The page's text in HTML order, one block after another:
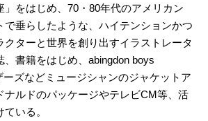
」をはじめ、70・80年代のアメリカン
で垂らしたような、ハイテンションかつ
クターと世界を創り出すイラストレータ
、書籍をはじめ、abingdon boys
ズなどミュージシャンのジャケットア
ナルドのパッケージやテレビCM等、活
いる。